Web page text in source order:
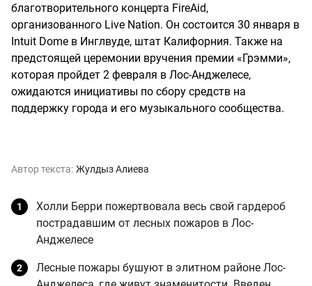
благотворительного концерта FireAid,
организованного Live Nation. Он состоится 30 января в
Intuit Dome в Инглвуде, штат Калифорния. Также на
предстоящей церемонии вручения премии «Грэмми»,
которая пройдет 2 февраля в Лос-Анджелесе,
ожидаются инициативы по сбору средств на
поддержку города и его музыкального сообщества.
Автор текста: Жулдыз Алиева
Холли Берри пожертвовала весь свой гардероб
пострадавшим от лесных пожаров в Лос-
Анджелесе
Лесные пожары бушуют в элитном районе Лос-